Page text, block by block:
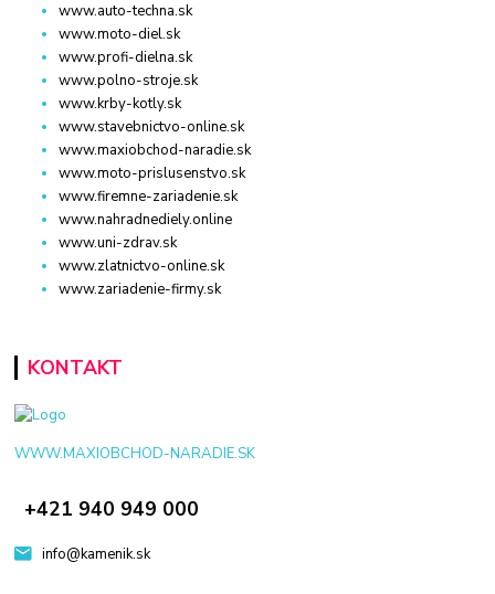
www.auto-techna.sk
www.moto-diel.sk
www.profi-dielna.sk
www.polno-stroje.sk
www.krby-kotly.sk
www.stavebnictvo-online.sk
www.maxiobchod-naradie.sk
www.moto-prislusenstvo.sk
www.firemne-zariadenie.sk
www.nahradnediely.online
www.uni-zdrav.sk
www.zlatnictvo-online.sk
www.zariadenie-firmy.sk
KONTAKT
WWW.MAXIOBCHOD-NARADIE.SK
+421 940 949 000
info@kamenik.sk